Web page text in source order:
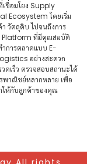
ชื่อมโยง Supply
Ecosystem โดยเริ่ม
วัตถุดิบ ไปจนถึงการ
Platform ที่มีคุณสมบัติ
ำการตลาดแบบ E-
อย่างสะดวก
ดเร็ว ตรวจสอบสถานะได้
พาณิชย์หลากหลาย เพื่อ
ให้กับลูกค้าของคุณ